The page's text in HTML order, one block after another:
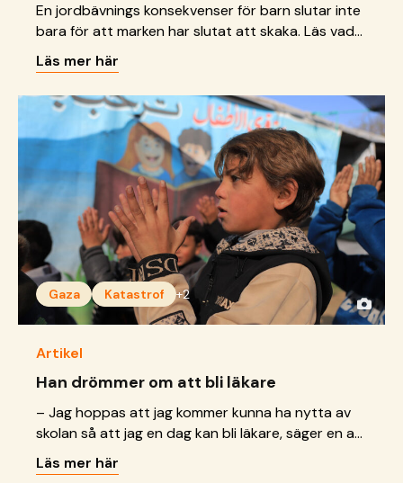
En jordbävnings konsekvenser för barn slutar inte
bara för att marken har slutat att skaka. Läs vad
vi gör just nu.
Läs mer här
Gaza Katastrof +2
Artikel
Han drömmer om att bli läkare
– Jag hoppas att jag kommer kunna ha nytta av
skolan så att jag en dag kan bli läkare, säger en av
pojkarna i lärcentret.
Läs mer här